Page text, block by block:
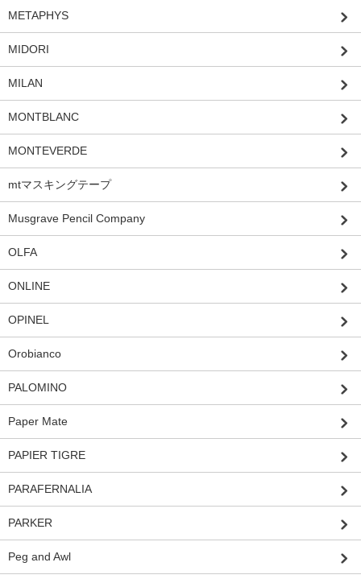
METAPHYS
MIDORI
MILAN
MONTBLANC
MONTEVERDE
mtマスキングテープ
Musgrave Pencil Company
OLFA
ONLINE
OPINEL
Orobianco
PALOMINO
Paper Mate
PAPIER TIGRE
PARAFERNALIA
PARKER
Peg and Awl